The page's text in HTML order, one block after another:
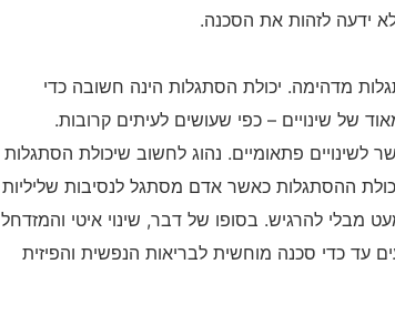
ידעה לזהות את הסכנה.
מדהימה. יכולת הסתגלות הינה חשובה כדי
של שינויים – כפי שעושים לעיתים קרובות.
לשינויים פתאומיים. נהוג לחשוב שיכולת הסתגלות
ההסתגלות כאשר אדם מסתגל לנסיבות שליליות
מבלי להרגיש. בסופו של דבר, שינוי איטי והמזדחל
עד כדי סכנה מוחשית לבריאות הנפשית והפיזית